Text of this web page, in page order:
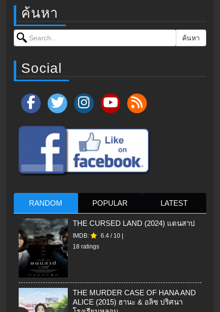
ค้นหา
Search for: ค้นหา
Social
RANDOM POPULAR LATEST
THE CURSED LAND (2024) แดนสาป
IMDB: 6.4 / 10
18 ratings
THE MURDER CASE OF HANA AND
ALICE (2015) ฮานะ & อลิซ ปริศนา